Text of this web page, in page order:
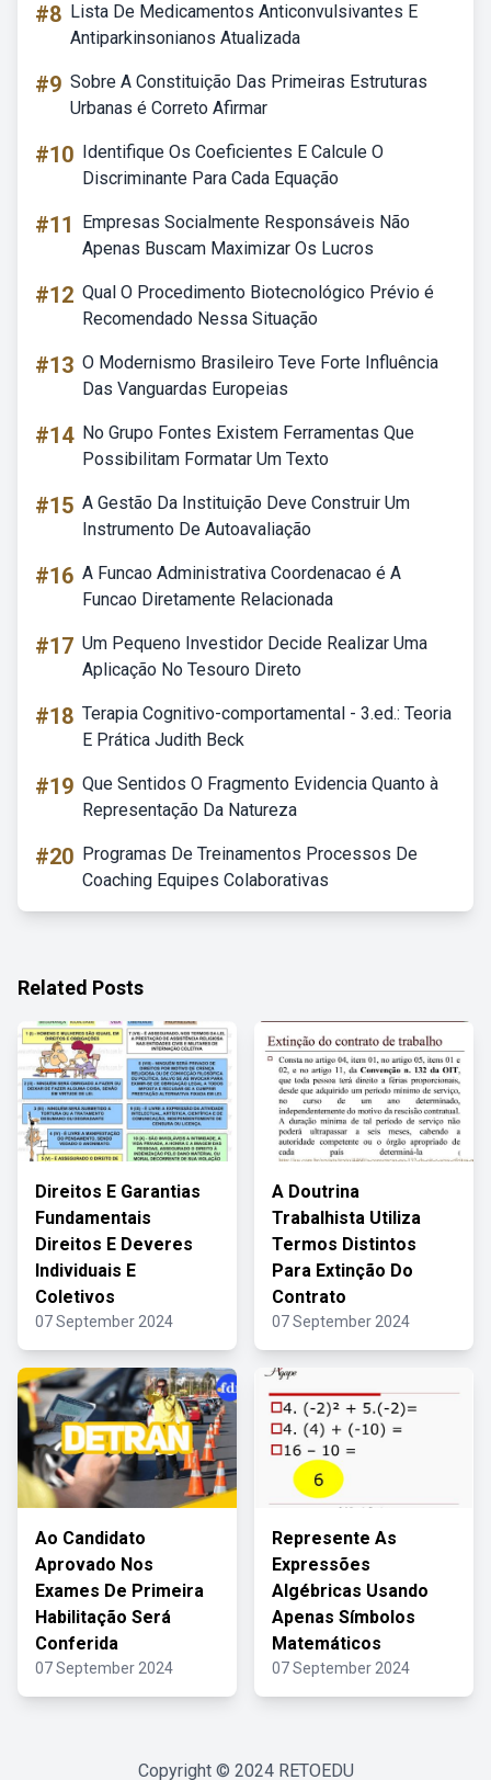
#8 Lista De Medicamentos Anticonvulsivantes E
Antiparkinsonianos Atualizada
#9 Sobre A Constituição Das Primeiras Estruturas
Urbanas é Correto Afirmar
#10 Identifique Os Coeficientes E Calcule O
Discriminante Para Cada Equação
#11
Empresas Socialmente Responsáveis Não
Apenas Buscam Maximizar Os Lucros
#12 Qual O Procedimento Biotecnológico Prévio é
Recomendado Nessa Situação
#13 O Modernismo Brasileiro Teve Forte Influência
Das Vanguardas Europeias
#14 No Grupo Fontes Existem Ferramentas Que
Possibilitam Formatar Um Texto
#15 A Gestão Da Instituição Deve Construir Um
Instrumento De Autoavaliação
#16 A Funcao Administrativa Coordenacao é A
Funcao Diretamente Relacionada
#17 Um Pequeno Investidor Decide Realizar Uma
Aplicação No Tesouro Direto
#18 Terapia Cognitivo-comportamental - 3.ed.: Teoria
E Prática Judith Beck
#19 Que Sentidos O Fragmento Evidencia Quanto à
Representação Da Natureza
#20 Programas De Treinamentos Processos De
Coaching Equipes Colaborativas
Related Posts
Direitos E Garantias
Fundamentais
Direitos E Deveres
Individuais E
Coletivos
07 September 2024
A Doutrina
Trabalhista Utiliza
Termos Distintos
Para Extinção Do
Contrato
07 September 2024
Ao Candidato
Aprovado Nos
Exames De Primeira
Habilitação Será
Conferida
07 September 2024
Represente As
Expressões
Algébricas Usando
Apenas Símbolos
Matemáticos
07 September 2024
Copyright © 2024 RETOEDU